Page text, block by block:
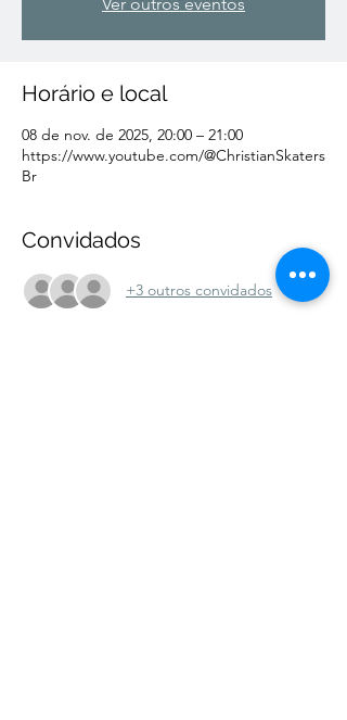
Horário e local
08 de nov. de 2025, 20:00 – 21:00
https://www.youtube.com/@ChristianSkaters
Br
Convidados
+3 outros convidados